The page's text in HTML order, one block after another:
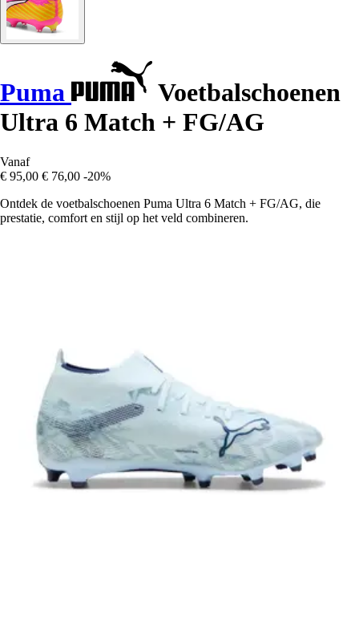
Puma
Voetbalschoenen
Ultra 6 Match + FG/AG
Vanaf
€ 95,00 € 76,00 -20%
Ontdek de voetbalschoenen Puma Ultra 6 Match + FG/AG, die
prestatie, comfort en stijl op het veld combineren.